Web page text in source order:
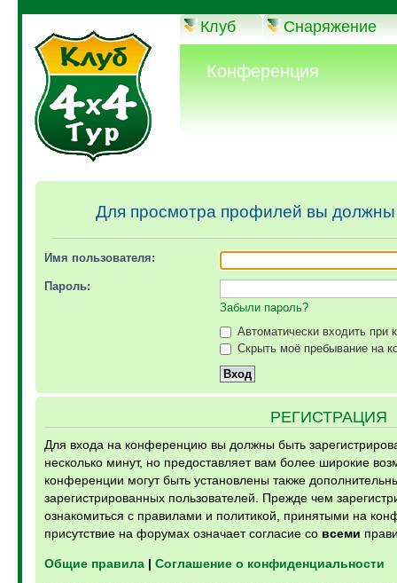
Клуб Снаряжение
Конференция
Для просмотра профилей вы
Имя пользователя:
Пароль:
Забыли пароль?
Автоматически входить при
Скрыть моё пребывание на
РЕГИСТРАЦИЯ
Для входа на конференцию вы должны быть
несколько минут, но предоставляет вам более широкие
конференции могут быть установлены также
зарегистрированных пользователей. Прежде чем
ознакомиться с правилами и политикой, принятыми на
присутствие на форумах означает согласие со всеми
Общие правила| Соглашение о конфиденциальности